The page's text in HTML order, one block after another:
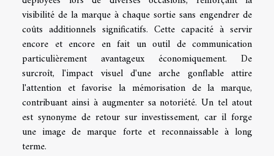
visibilité de la marque à chaque sortie sans engendrer de
coûts additionnels significatifs. Cette capacité à servir
encore et encore en fait un outil de communication
particulièrement avantageux économiquement. De
surcroît, l'impact visuel d'une arche gonflable attire
l'attention et favorise la mémorisation de la marque,
contribuant ainsi à augmenter sa notoriété. Un tel atout
est synonyme de retour sur investissement, car il forge
une image de marque forte et reconnaissable à long
terme.